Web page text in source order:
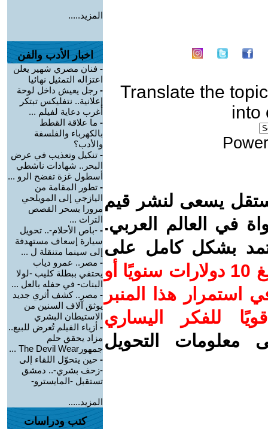
Translate the topic
into
يسعى لنشر قيم
في العالم العربي.
بشكل كامل على
ساهم/ي معنا! بدعمكم بمبلغ 10 دولارات سنويًا أو
استمرار هذا المنبر
للفكر اليساري
معلومات التحويل
المزيد.....
اخبار الأدب والفن
- فنان مصري شهير يعلن
اعتزاله التمثيل نهائيا
- رجل يعيش داخل لوحة
إعلانية.. نتفليكس تبتكر
أغرب دعاية لفيلم ...
- ما علاقة القطط
بالكهرباء والفلسفة
والأدب؟
- تنكيل وتعذيب في عرض
البحر.. شهادات ناشطي
أسطول غزة تفضح الرو ...
- تطور المقامة من
اليازجي إلى المويلحي
مرورا بسحر القصص
التراث ...
- -باص الأحلام-.. تحويل
سيارة إسعاف مستهدفة
إلى سينما متنقلة ل ...
- مصر.. عمرو دياب
يحتفي ببطلة كليب -لولا
البنات- في حفله بالعل ...
- مصر.. كشف أثري جديد
يوثق آلاف السنين من
الاستيطان البشري
- أزياء الفيلم تُعرض للبيع..
مزاد يحقق حلم
جمهورThe Devil Wear ...
- حين يتحوّل اللقاء إلى
-زحف بشري-.. دمشق
تستقبل -المايسترو-
المزيد.....
كتب ودراسات